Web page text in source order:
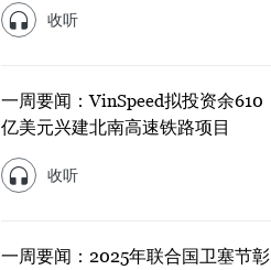
收听
一周要闻：VinSpeed拟投资余610
亿美元兴建北南高速铁路项目
收听
一周要闻：2025年联合国卫塞节彰